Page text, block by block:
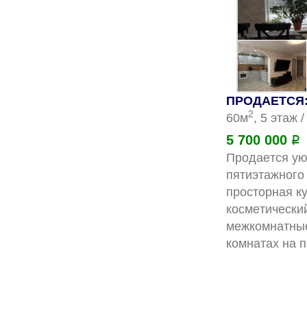
ПРОДАЕТСЯ:
60м2, 5 этаж
5 700 000 Р
Прoдаeтся
пpoстоpнaя